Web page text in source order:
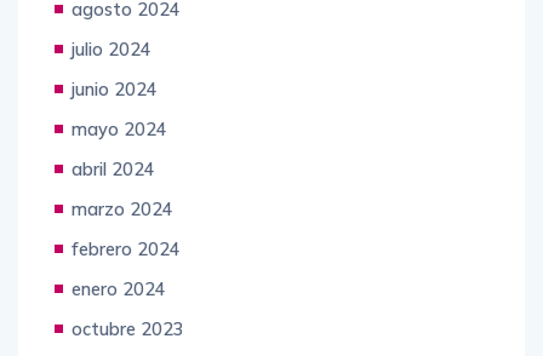
agosto 2024
julio 2024
junio 2024
mayo 2024
abril 2024
marzo 2024
febrero 2024
enero 2024
octubre 2023